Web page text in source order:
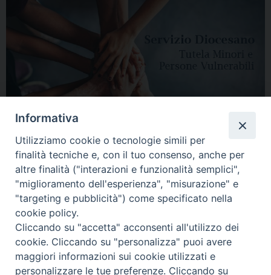
HOME DIOCESI VESCOVO CURIA VESCOVILE NEWS
APPUNTAMENTI CONTATTI SERVIZIO ANTENATI
Copyright © 2018 - 2021Diocesi di Adria Rovigo.All Rights Reserved.
Informativa
Utilizziamo cookie o tecnologie simili per
finalità tecniche e, con il tuo consenso, anche per
altre finalità ("interazioni e funzionalità semplici",
"miglioramento dell'esperienza", "misurazione" e
"targeting e pubblicità") come specificato nella
cookie policy.
Cliccando su "accetta" acconsenti all'utilizzo dei
cookie. Cliccando su "personalizza" puoi avere
maggiori informazioni sui cookie utilizzati e
personalizzare le tue preferenze. Cliccando su